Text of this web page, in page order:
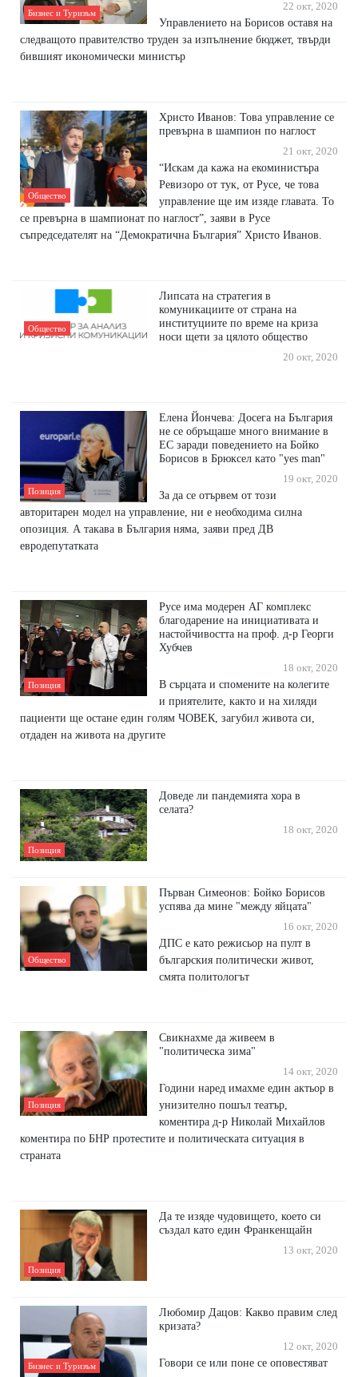
Бизнес и Туризъм
22 окт, 2020
Управлението на Борисов оставя на
следващото правителство труден за изпълнение бюджет, твърди
бившият икономически министър
Общество
Христо Иванов: Това управление се
превърна в шампион по наглост
21 окт, 2020
“Искам да кажа на екоминистъра
Ревизоро от тук, от Русе, че това
управление ще им изяде главата. То
се превърна в шампионат по наглост”, заяви в Русе
съпредседателят на “Демократична България” Христо Иванов.
Общество
Липсата на стратегия в
комуникациите от страна на
институциите по време на криза
носи щети за цялото общество
20 окт, 2020
Позиция
Елена Йончева: Досега на България
не се обръщаше много внимание в
ЕС заради поведението на Бойко
Борисов в Брюксел като "yes man"
19 окт, 2020
За да се отървем от този
авторитарен модел на управление, ни е необходима силна
опозиция. А такава в България няма, заяви пред ДВ
евродепутатката
Позиция
Русе има модерен АГ комплекс
благодарение на инициативата и
настойчивостта на проф. д-р Георги
Хубчев
18 окт, 2020
В сърцата и спомените на колегите
и приятелите, както и на хиляди
пациенти ще остане един голям ЧОВЕК, загубил живота си,
отдаден на живота на другите
Позиция
Доведе ли пандемията хора в
селата?
18 окт, 2020
Общество
Първан Симеонов: Бойко Борисов
успява да мине "между яйцата"
16 окт, 2020
ДПС е като режисьор на пулт в
българския политически живот,
смята политологът
Позиция
Свикнахме да живеем в
"политическа зима"
14 окт, 2020
Години наред имахме един актьор в
унизително пошъл театър,
коментира д-р Николай Михайлов
коментира по БНР протестите и политическата ситуация в
страната
Позиция
Да те изяде чудовището, което си
създал като един Франкенщайн
13 окт, 2020
Бизнес и Туризъм
Любомир Дацов: Какво правим след
кризата?
12 окт, 2020
Говори се или поне се оповестяват